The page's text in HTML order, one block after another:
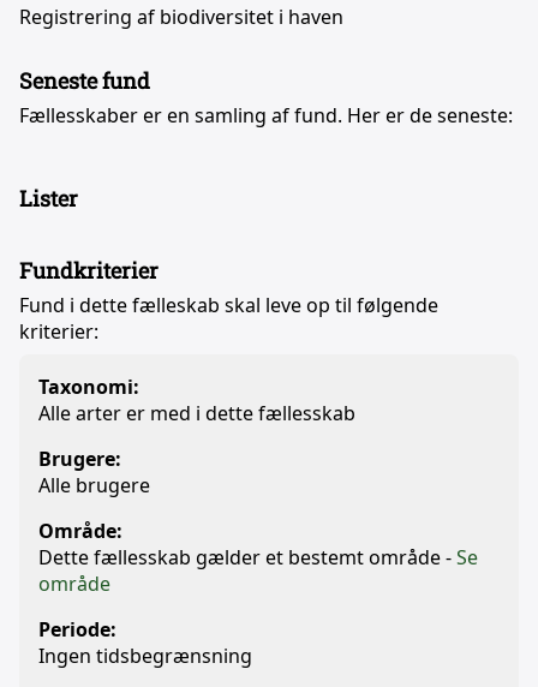
Registrering af biodiversitet i haven
Seneste fund
Fællesskaber er en samling af fund. Her er de seneste:
Lister
Fundkriterier
Fund i dette fælleskab skal leve op til følgende
kriterier:
Taxonomi:
Alle arter er med i dette fællesskab
Brugere:
Alle brugere
Område:
Dette fællesskab gælder et bestemt område -Se
område
Periode:
Ingen tidsbegrænsning